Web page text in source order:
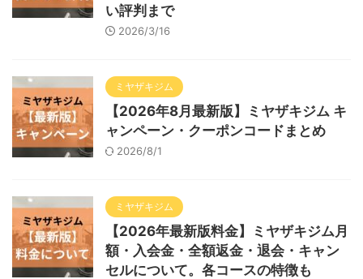
い評判まで
2026/3/16
ミヤザキジム
【2026年8月最新版】ミヤザキジム キ
ャンペーン・クーポンコードまとめ
2026/8/1
ミヤザキジム
【2026年最新版料金】ミヤザキジム月
額・入会金・全額返金・退会・キャン
セルについて。各コースの特徴も